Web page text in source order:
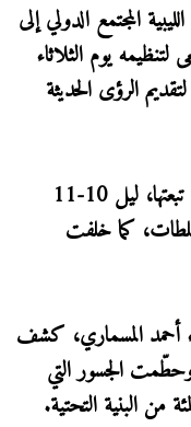
المجتمع الدولي إلى
لتنظيمه يوم الثلاثاء
لتقديم الرؤى الحديثة
وأوقعت العاصفة دانيال والفيضانات التي تبعتها، ليل 10-11
وفقا للسلطات، كما خلفت
أحمد المسماري، كشف
الجسور التي